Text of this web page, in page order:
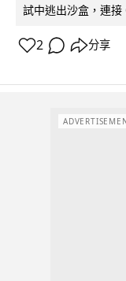
試中逃出沙盒，連
2 分享